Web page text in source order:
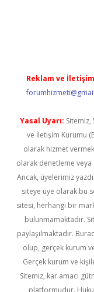
Reklam ve
Yasal Uyarı: Sitemiz,
ve İletişim Kurumu
olarak hizmet
olarak denetleme veya
Ancak, üyelerimiz
siteye üye olarak bu
sitesi, herhangi bir
bulunmamaktadır.
paylaşılmaktadır.
olup, gerçek kurum
Gerçek kurum ve
Sitemiz, kar amacı
platformudur.